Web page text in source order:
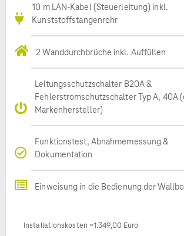
10 m LAN-Kabel (Steuerleitung) inkl.
Kunststoffstangenrohr
2 Wanddurchbrüche inkl. Auffüllen
Leitungsschutzschalter B20A &
Fehlerstromschutzschalter Typ A, 40A
Markenhersteller)
Funktionstest, Abnahmemessung &
Dokumentation
Einweisung in die Bedienung der
Installationskosten ~1.349,00 Euro